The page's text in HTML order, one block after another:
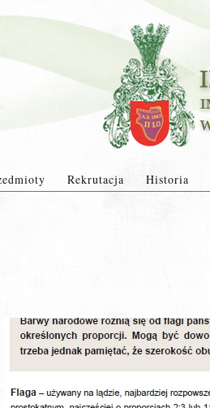
Rekrutacja Historia